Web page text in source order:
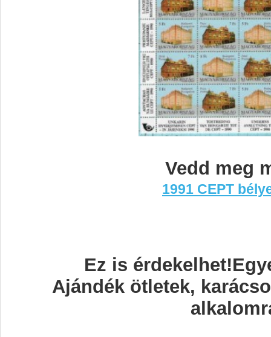
Vedd meg
1991 CEPT
Ez is
Ajándék ötletek,